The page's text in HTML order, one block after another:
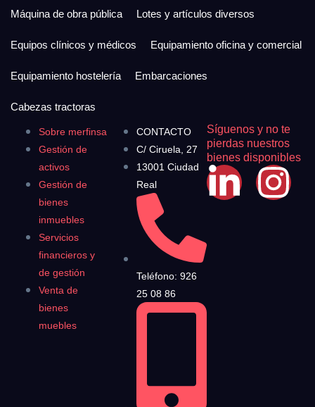
Sobre merfinsa
Gestión de
activos
Gestión de
bienes
inmuebles
Servicios
financieros y
de gestión
Venta de
bienes
muebles
CONTACTO
C/ Ciruela, 27
13001 Ciudad
Real
Teléfono: 926
25 08 86
Síguenos y no te
pierdas nuestros
bienes disponibles
Máquina de obra pública Lotes y artículos diversos
Equipos clínicos y médicos Equipamiento oficina y comercial
Equipamiento hostelería Embarcaciones
Cabezas tractoras